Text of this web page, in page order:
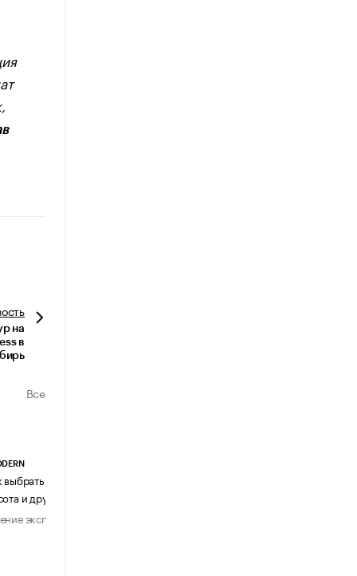
на
в
Все
выбрать журнальный столик:
и другие ключевые параметры
эксперта